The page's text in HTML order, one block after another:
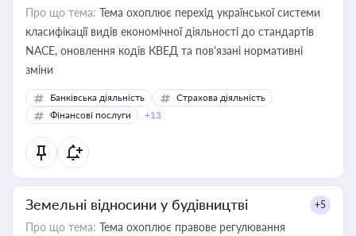
Про що тема: Тема охоплює перехід української системи
класифікації видів економічної діяльності до стандартів
NACE, оновлення кодів КВЕД та пов'язані нормативні
зміни
Банківська діяльність
Страхова діяльність
Фінансові послуги
+13
Земельні відносини у будівництві +5
Про що тема: Тема охоплює правове регулювання